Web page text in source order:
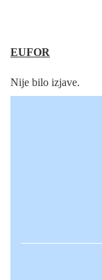
EUFOR
Nije bilo izjave.